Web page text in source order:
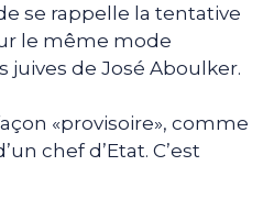
se rappelle la tentative
le même mode
juives de José Aboulker.
«provisoire», comme
chef d’Etat. C’est